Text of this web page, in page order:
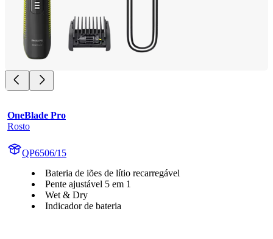
OneBlade Pro
Rosto
QP6506/15
Bateria de iões de lítio recarregável
Pente ajustável 5 em 1
Wet & Dry
Indicador de bateria